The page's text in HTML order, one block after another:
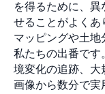
を得るために、
せることがよくあ
マッピングや土
私たちの出番です
境変化の追跡、大
画像から数分で実